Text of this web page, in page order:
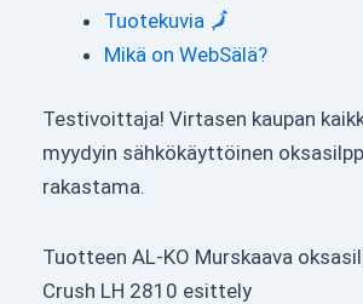
Tuotekuvia 🗾
Mikä on WebSälä?
Testivoittaja! Virtasen kaupan
myydyin sähkökäyttöinen
rakastama.
Tuotteen AL-KO Murskaava
Crush LH 2810 esittely